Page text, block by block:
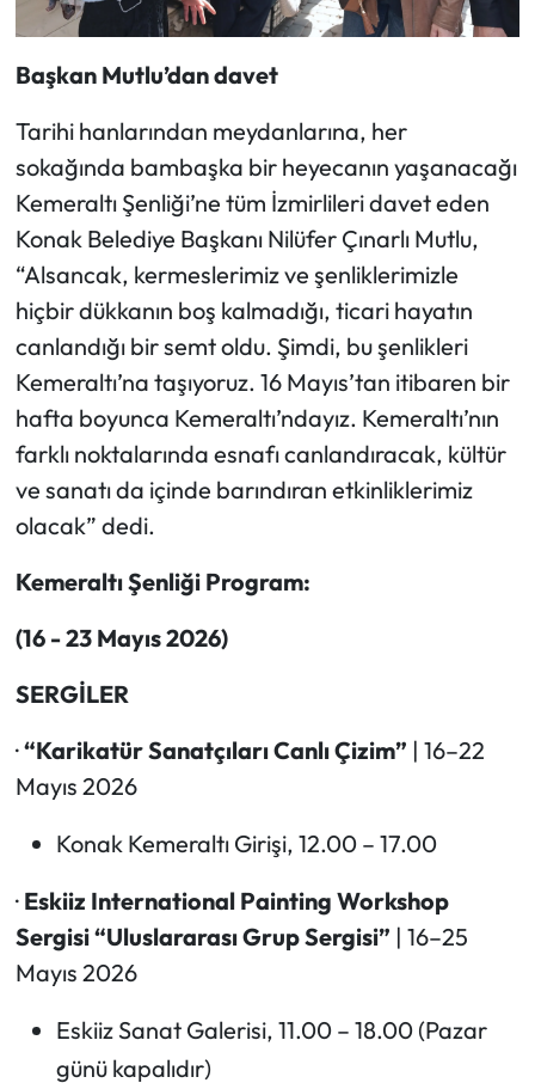
Başkan Mutlu’dan davet
Tarihi hanlarından meydanlarına, her
sokağında bambaşka bir heyecanın yaşanacağı
Kemeraltı Şenliği’ne tüm İzmirlileri davet eden
Konak Belediye Başkanı Nilüfer Çınarlı Mutlu,
“Alsancak, kermeslerimiz ve şenliklerimizle
hiçbir dükkanın boş kalmadığı, ticari hayatın
canlandığı bir semt oldu. Şimdi, bu şenlikleri
Kemeraltı’na taşıyoruz. 16 Mayıs’tan itibaren bir
hafta boyunca Kemeraltı’ndayız. Kemeraltı’nın
farklı noktalarında esnafı canlandıracak, kültür
ve sanatı da içinde barındıran etkinliklerimiz
olacak” dedi.
Kemeraltı Şenliği Program:
(16 - 23 Mayıs 2026)
SERGİLER
·“Karikatür Sanatçıları Canlı Çizim” | 16–22
Mayıs 2026
Konak Kemeraltı Girişi, 12.00 – 17.00
· Eskiiz International Painting Workshop
Sergisi “Uluslararası Grup Sergisi” | 16–25
Mayıs 2026
Eskiiz Sanat Galerisi, 11.00 – 18.00 (Pazar
günü kapalıdır)